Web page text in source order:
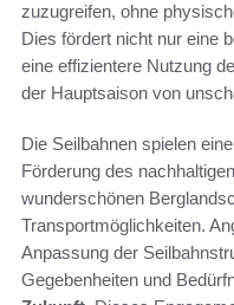
zuzugreifen, ohne
Dies fördert nicht nur eine
eine effizientere Nutzung
der Hauptsaison von
Die Seilbahnen spielen
Förderung des
wunderschönen
Transportmöglichkeiten.
Anpassung der
Gegebenheiten und